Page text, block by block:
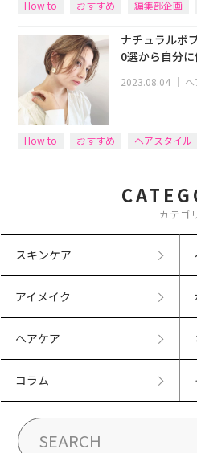
How to おすすめ 編集部企画
ナチュラルボ
0選から自分
2023.08.04 ｜
How to おすすめ ヘアスタイル
カテゴ
スキンケア
アイメイク
ヘアケア
コラム